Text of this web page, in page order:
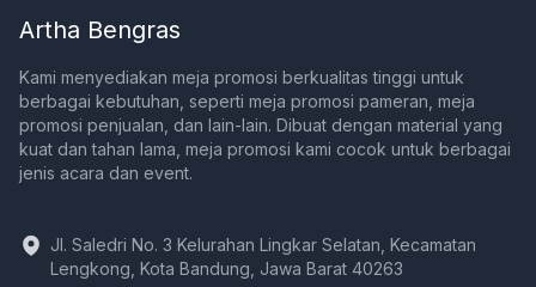
Artha Bengras
Kami menyediakan meja promosi berkualitas tinggi untuk
berbagai kebutuhan, seperti meja promosi pameran, meja
promosi penjualan, dan lain-lain. Dibuat dengan material yang
kuat dan tahan lama, meja promosi kami cocok untuk berbagai
jenis acara dan event.
Jl. Saledri No. 3 Kelurahan Lingkar Selatan, Kecamatan
Lengkong, Kota Bandung, Jawa Barat 40263